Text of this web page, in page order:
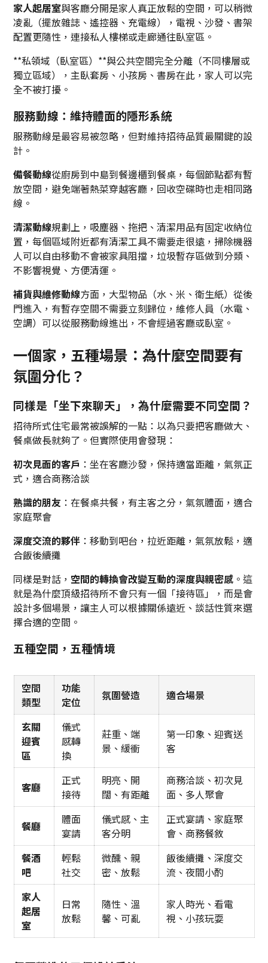
家人起居室與客廳分開是家人真正放鬆的空間，可以稍微
凌亂（擺放雜誌、遙控器、充電線），電視、沙發、書架
配置更隨性，連接私人樓梯或走廊通往臥室區。
**私領域（臥室區）**與公共空間完全分離（不同樓層或
獨立區域），主臥套房、小孩房、書房在此，家人可以完
全不被打擾。
服務動線：維持體面的隱形系統
服務動線是最容易被忽略，但對維持招待品質最關鍵的設
計。
備餐動線從廚房到中島到餐邊櫃到餐桌，每個節點都有暫
放空間，避免端著熱菜穿越客廳，回收空碟時也走相同路
線。
清潔動線規劃上，吸塵器、拖把、清潔用品有固定收納位
置，每個區域附近都有清潔工具不需要走很遠，掃除機器
人可以自由移動不會被家具阻擋，垃圾暫存區做到分類、
不影響視覺、方便清運。
補貨與維修動線方面，大型物品（水、米、衛生紙）從後
門進入，有暫存空間不需要立刻歸位，維修人員（水電、
空調）可以從服務動線進出，不會經過客廳或臥室。
一個家，五種場景：為什麼空間要有
氛圍分化？
同樣是「坐下來聊天」，為什麼需要不同空間？
招待所式住宅最常被誤解的一點：以為只要把客廳做大、
餐桌做長就夠了。但實際使用會發現：
初次見面的客戶 ：坐在客廳沙發，保持適當距離，氣氛正
式，適合商務洽談
熟識的朋友 ：在餐桌共餐，有主客之分，氣氛體面，適合
家庭聚會
深度交流的夥伴 ：移動到吧台，拉近距離，氣氛放鬆，適
合飯後續攤
同樣是對話， 空間的轉換會改變互動的深度與親密感 。這
就是為什麼頂級招待所不會只有一個「接待區」，而是會
設計多個場景，讓主人可以根據關係遠近、談話性質來選
擇合適的空間。
五種空間，五種情境
空間
類型
功能
定位
氛圍營造 適合場景
玄關
迎賓
區
儀式
感轉
換
莊重、端
景、緩衝
第一印象、迎賓送
客
客廳
正式
接待
明亮、開
闊、有距離
商務洽談、初次見
面、多人聚會
餐廳
體面
宴請
儀式感、主
客分明
正式宴請、家庭聚
會、商務餐敘
餐酒
吧
輕鬆
社交
微醺、親
密、放鬆
飯後續攤、深度交
流、夜間小酌
家人
起居
室
日常
放鬆
隨性、溫
馨、可亂
家人時光、看電
視、小孩玩耍